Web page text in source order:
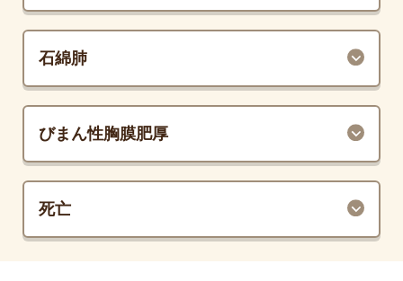
石綿肺
びまん性胸膜肥厚
死亡